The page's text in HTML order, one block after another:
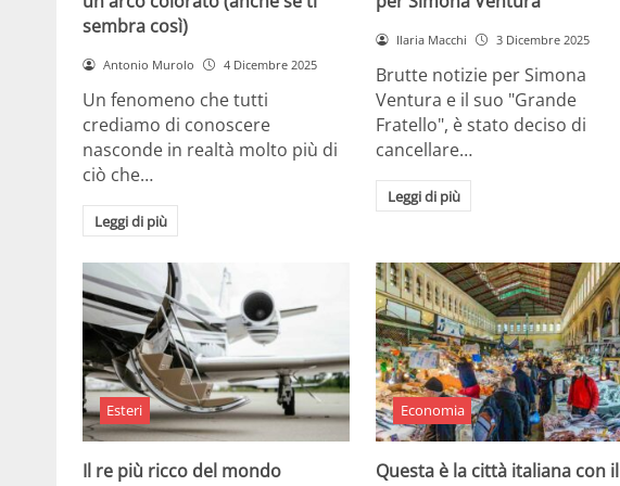
sembra così)
Antonio Murolo 4 Dicembre 2025
Un fenomeno che tutti
crediamo di conoscere
nasconde in realtà molto più di
ciò che…
Leggi di più
Ilaria Macchi 3 Dicembre 2025
Brutte notizie per Simona
Ventura e il suo "Grande
Fratello", è stato deciso di
cancellare…
Leggi di più
Esteri
Il re più ricco del mondo
Economia
Questa è la città italiana con il